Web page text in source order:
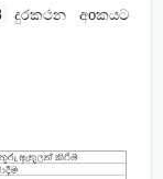
දුරකථන අoකයට